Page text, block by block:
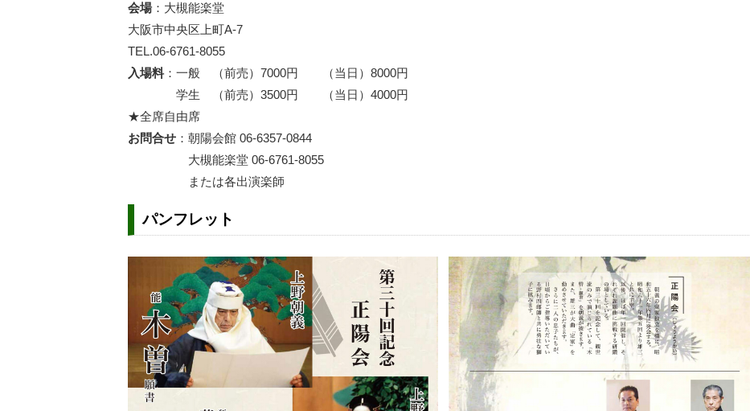
会場：大槻能楽堂
大阪市中央区上町A-7
TEL.06-6761-8055
入場料 ：一般 （前売）7000円 （当日）8000円
学生 （前売）3500円 （当日）4000円
★全席自由席
お問合せ ：朝陽会館 06-6357-0844
大槻能楽堂 06-6761-8055
または各出演楽師
パンフレット